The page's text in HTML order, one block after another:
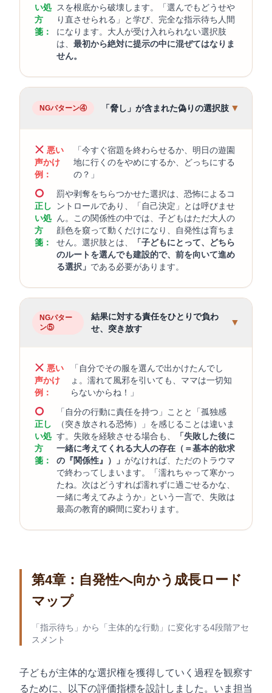
い処
方
箋：
スを根底から破壊します。「選んでもどうせや
り直させられる」と学び、完全な指示待ち人間
になります。大人が受け入れられない選択肢
は、 最初から絶対に提示の中に混ぜてはなりま
せん。
NGパターン④ 「脅し」が含まれた偽りの選択肢 ▼
悪い
声かけ
例：
「今すぐ宿題を終わらせるか、明日の遊園
地に行くのをやめにするか、どっちにする
の？」
正し
い処
方
箋：
罰や剥奪をちらつかせた選択は、恐怖によるコ
ントロールであり、「自己決定」とは呼びませ
ん。この関係性の中では、子どもはただ大人の
顔色を窺って動くだけになり、自発性は育ちま
せん。選択肢とは、
「子どもにとって、どちら
のルートを選んでも建設的で、前を向いて進め
る選択」 である必要があります。
NGパター
ン⑤
結果に対する責任をひとりで負わ
せ、突き放す
▼
悪い
声かけ
例：
「自分でその服を選んで出かけたんでし
ょ。濡れて風邪を引いても、ママは一切知
らないからね！」
正し
い処
方
箋：
「自分の行動に責任を持つ」ことと「孤独感
（突き放される恐怖）」を感じることは違いま
す。失敗を経験させる場合も、
「失敗した後に
一緒に考えてくれる大人の存在（＝基本的欲求
の『関係性』）」 がなければ、ただのトラウマ
で終わってしまいます。「濡れちゃって寒かっ
たね。次はどうすれば濡れずに過ごせるかな、
一緒に考えてみようか」という一言で、失敗は
最高の教育的瞬間に変わります。
第4章：自発性へ向かう成長ロード
マップ
「指示待ち」から「主体的な行動」に変化する4段階アセ
スメント
子どもが主体的な選択権を獲得していく過程を観察す
るために、以下の評価指標を設計しました。いま担当